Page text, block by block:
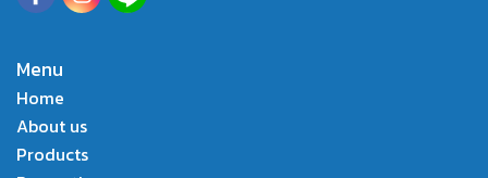
Menu
Home
About us
Products